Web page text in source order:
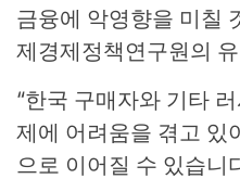
금융에 악영향을 미칠
제경제정책연구원의
“한국 구매자와 기타
제에 어려움을 겪고 있
으로 이어질 수 있습니